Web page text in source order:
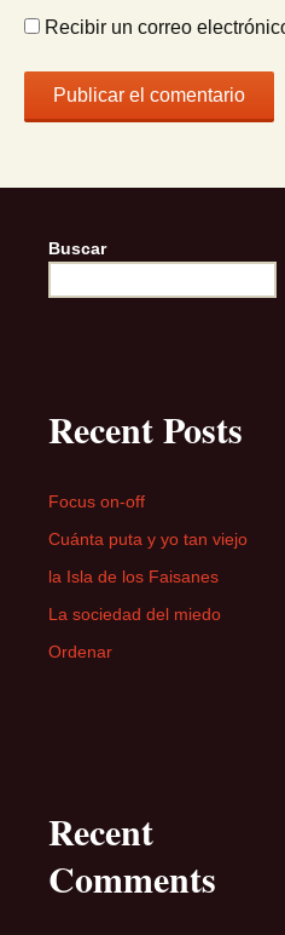
Recibir un correo
Buscar
Recent Posts
Focus on-off
Cuánta puta y yo tan viejo
la Isla de los Faisanes
La sociedad del miedo
Ordenar
Recent
Comments